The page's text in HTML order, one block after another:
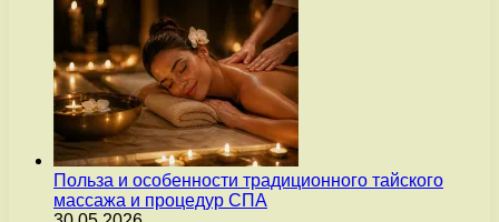
Польза и особенности традиционного тайского
массажа и процедур СПА